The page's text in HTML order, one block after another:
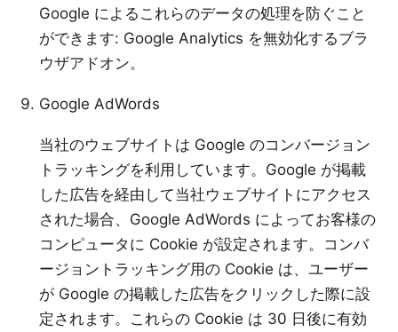
Google によるこれらのデータの処理を防ぐこと
ができます: Google Analytics を無効化するブラ
ウザアドオン。
Google AdWords
当社のウェブサイトは Google のコンバージョン
トラッキングを利用しています。Google が掲載
した広告を経由して当社ウェブサイトにアクセス
された場合、Google AdWords によってお客様の
コンピュータに Cookie が設定されます。コンバ
ージョントラッキング用の Cookie は、ユーザー
が Google の掲載した広告をクリックした際に設
定されます。これらの Cookie は 30 日後に有効